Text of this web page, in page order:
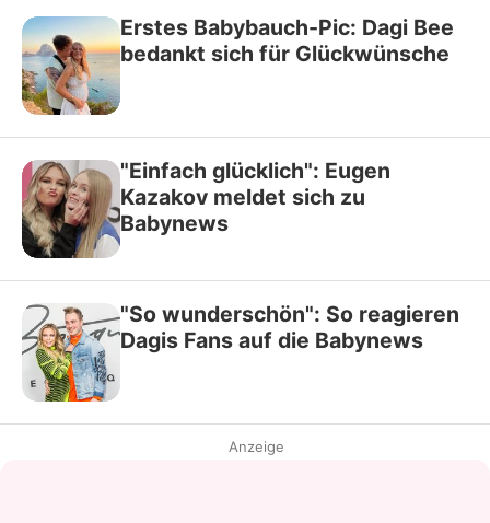
Erstes Babybauch-Pic: Dagi Bee
bedankt sich für Glückwünsche
"Einfach glücklich": Eugen
Kazakov meldet sich zu
Babynews
"So wunderschön": So reagieren
Dagis Fans auf die Babynews
Anzeige